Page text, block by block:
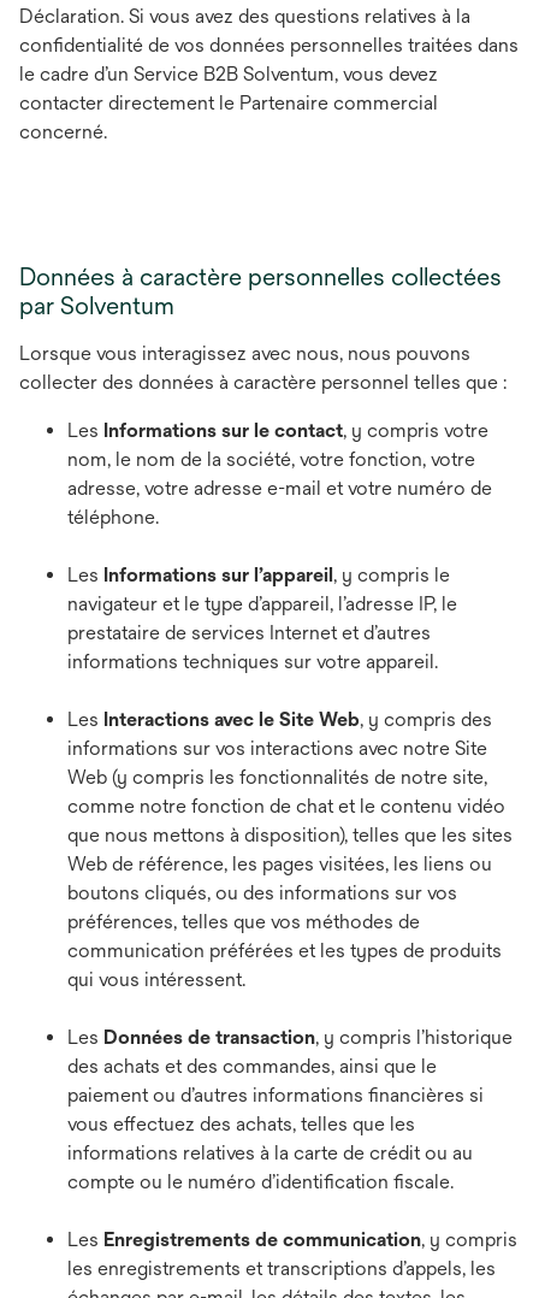
Déclaration. Si vous avez des questions relatives à la
confidentialité de vos données personnelles traitées dans
le cadre d’un Service B2B Solventum, vous devez
contacter directement le Partenaire commercial
concerné.
Données à caractère personnelles collectées
par Solventum
Lorsque vous interagissez avec nous, nous pouvons
collecter des données à caractère personnel telles que :
Les Informations sur le contact, y compris votre
nom, le nom de la société, votre fonction, votre
adresse, votre adresse e-mail et votre numéro de
téléphone.
Les Informations sur l’appareil, y compris le
navigateur et le type d’appareil, l’adresse IP, le
prestataire de services Internet et d’autres
informations techniques sur votre appareil.
Les Interactions avec le Site Web, y compris des
informations sur vos interactions avec notre Site
Web (y compris les fonctionnalités de notre site,
comme notre fonction de chat et le contenu vidéo
que nous mettons à disposition), telles que les sites
Web de référence, les pages visitées, les liens ou
boutons cliqués, ou des informations sur vos
préférences, telles que vos méthodes de
communication préférées et les types de produits
qui vous intéressent.
Les Données de transaction, y compris l’historique
des achats et des commandes, ainsi que le
paiement ou d’autres informations financières si
vous effectuez des achats, telles que les
informations relatives à la carte de crédit ou au
compte ou le numéro d’identification fiscale.
Les Enregistrements de communication, y compris
les enregistrements et transcriptions d’appels, les